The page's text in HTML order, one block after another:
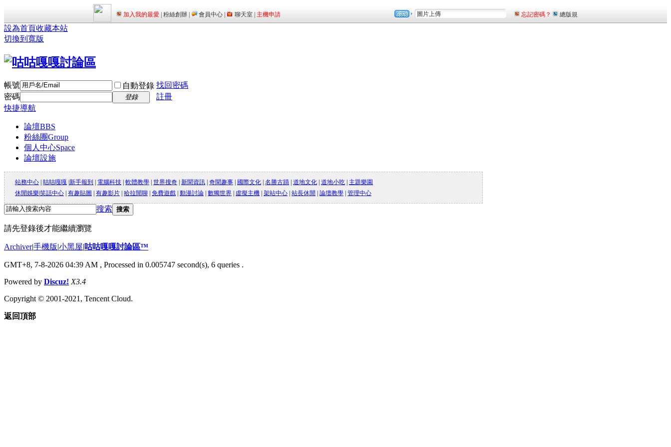
設為首頁收藏本站
切換到寬版
帳號 自動登錄 找回密碼
密碼
登錄
註冊
快捷導航
論壇BBS
粉絲團Group
個人中心Space
論壇設施
站務中心 | 咕咕嘎嘎 |新手報到 | 電腦科技 | 軟體教學 | 世界搜奇 | 新聞資訊 | 奇聞趣事 | 國際文化 | 名勝古蹟 | 道地文化 | 道地小吃 | 主題樂園
休閒娛樂|笑話中心 | 有趣貼圖 | 有趣影片 | 哈拉閒聊 | 免費遊戲 | 動漫討論 | 數獨世界 | 虛擬主機 | 架站中心 | 站長休閒 | 論壇教學 | 管理中心
搜索 搜索
請先登錄後才能繼續瀏覽
Archiver|手機版|小黑屋|咕咕嘎嘎討論區™
GMT+8, 7-8-2026 04:39 AM , Processed in 0.005747 second(s), 6 queries .
Powered by Discuz! X3.4
Copyright © 2001-2021, Tencent Cloud.
返回頂部